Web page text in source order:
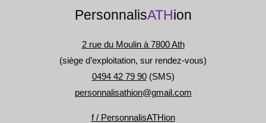
PersonnalisATHion
2 rue du Moulin à 7800 Ath
(siège d’exploitation, sur rendez-vous)
0494 42 79 90(SMS)
personnalisathion@gmail.com
f / PersonnalisATHion